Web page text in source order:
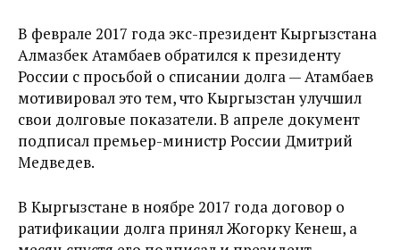
В феврале 2017 года экс-президент Кыргызстана
Алмазбек Атамбаев обратился к президенту
России с просьбой о списании долга — Атамбаев
мотивировал это тем, что Кыргызстан улучшил
свои долговые показатели. В апреле документ
подписал премьер-министр России Дмитрий
Медведев.
В Кыргызстане в ноябре 2017 года договор о
ратификации долга принял Жогорку Кенеш, а